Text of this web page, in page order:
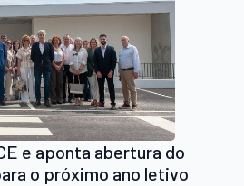
e aponta abertura do
o próximo ano letivo